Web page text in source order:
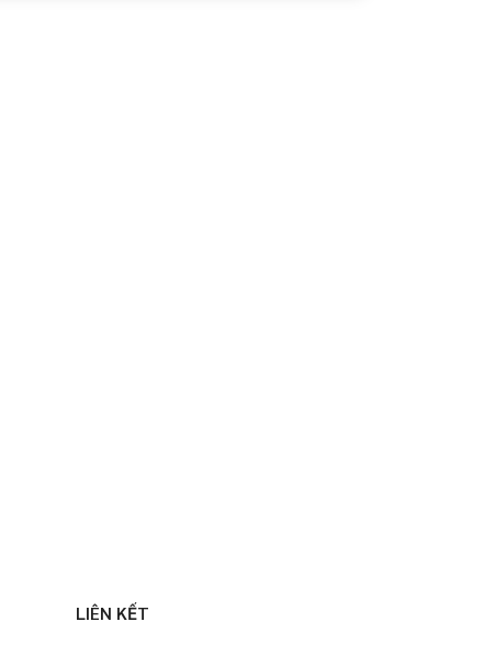
LIÊN KẾT